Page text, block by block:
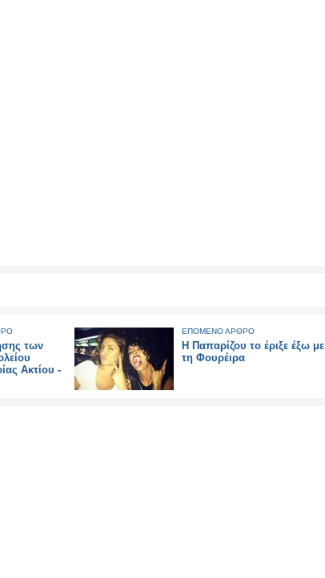
των
Ακτίου -
ΕΠΟΜΕΝΟ ΑΡΘΡΟ
Η Παπαρίζου το έριξε έξω με
τη Φουρέιρα